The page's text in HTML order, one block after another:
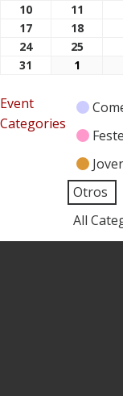
10 10/08/2026
11 11/08/
17 17/08/2026
18 18/08/
24 24/08/2026
25 25/08/
31
31/08/2026
1 01/09/
Event
Categories
Otros
All